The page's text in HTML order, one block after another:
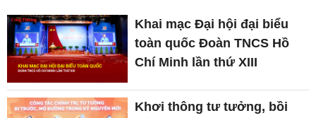
Khai mạc Đại hội đại biểu
toàn quốc Đoàn TNCS Hồ
Chí Minh lần thứ XIII
Khơi thông tư tưởng, bồi